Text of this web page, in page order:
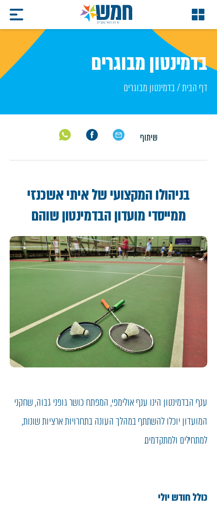
בדמינטון מבוגרים
דף הבית/בדמינטון מבוגרים
שיתוף
בניהולו המקצועי של איתי אשכנזי
ממייסדי מועדון הבדמינטון שוהם
ענף הבדמינטון הינו ענף אולימפי, המפתח כושר גופני גבוה, שחקני
המועדון יוכלו להשתתף במהלך העונה בתחרויות ארציות שונות,
למתחילים ולמתקדמים.
כולל חודש יולי